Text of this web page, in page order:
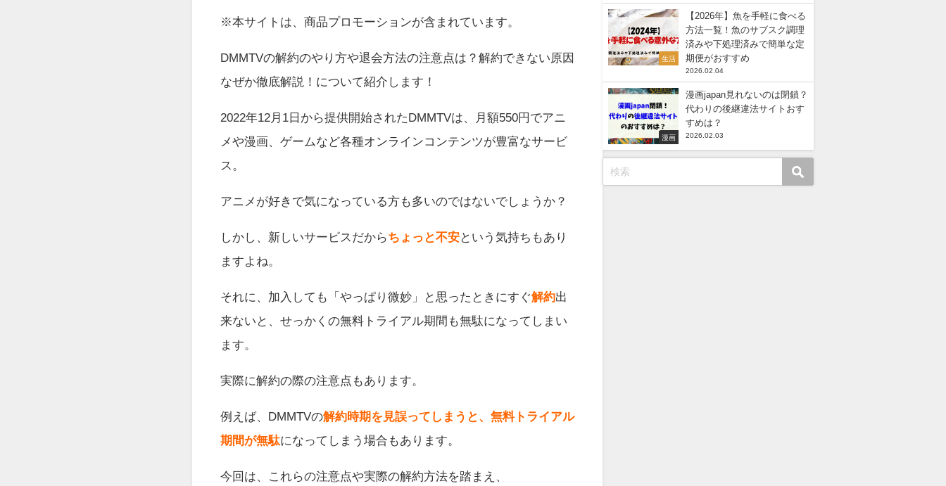
※本サイトは、商品プロモーションが含まれています。
DMMTVの解約のやり方や退会方法の注意点は？解約できない原因
なぜか徹底解説！について紹介します！
2022年12月1日から提供開始されたDMMTVは、月額550円でアニ
メや漫画、ゲームなど各種オンラインコンテンツが豊富なサービ
ス。
アニメが好きで気になっている方も多いのではないでしょうか？
しかし、新しいサービスだからちょっと不安という気持ちもあり
ますよね。
それに、加入しても「やっぱり微妙」と思ったときにすぐ解約出
来ないと、せっかくの無料トライアル期間も無駄になってしまい
ます。
実際に解約の際の注意点もあります。
例えば、DMMTVの解約時期を見誤ってしまうと、無料トライアル
期間が無駄になってしまう場合もあります。
今回は、これらの注意点や実際の解約方法を踏まえ、
生活
【2026年】魚を手軽に食べる
方法一覧！魚のサブスク調理
済みや下処理済みで簡単な定
期便がおすすめ
2026.02.04
漫画
漫画japan見れないのは閉鎖？
代わりの後継違法サイトおす
すめは？
2026.02.03